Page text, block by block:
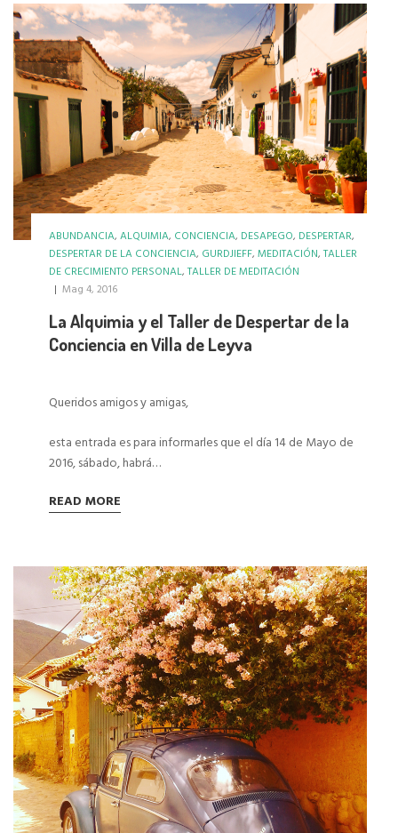
ABUNDANCIA, ALQUIMIA, CONCIENCIA, DESAPEGO, DESPERTAR,
DESPERTAR DE LA CONCIENCIA, GURDJIEFF, MEDITACIÓN,TALLER
DE CRECIMIENTO PERSONAL,TALLER DE MEDITACIÓN
| Mag 4, 2016
La Alquimia y el Taller de Despertar de la
Conciencia en Villa de Leyva
Queridos amigos y amigas,
esta entrada es para informarles que el día 14 de Mayo de
2016, sábado, habrá…
READ MORE